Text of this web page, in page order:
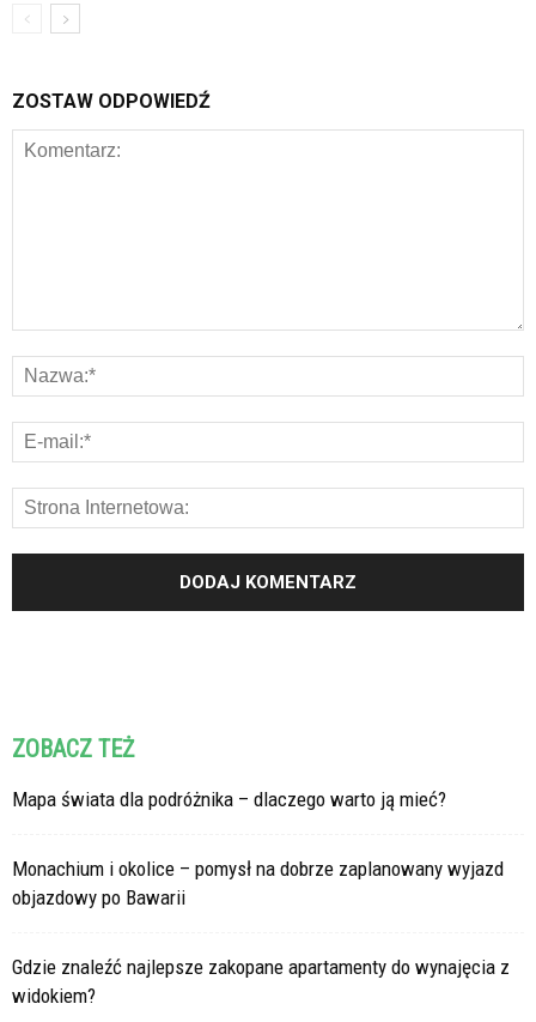
ZOSTAW ODPOWIEDŹ
ZOBACZ TEŻ
Mapa świata dla podróżnika – dlaczego warto ją mieć?
Monachium i okolice – pomysł na dobrze zaplanowany wyjazd
objazdowy po Bawarii
Gdzie znaleźć najlepsze zakopane apartamenty do wynajęcia z
widokiem?